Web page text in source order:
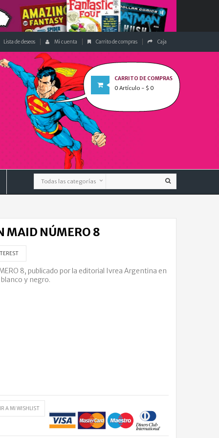
Lista de deseos Mi cuenta Carrito de compras Caja
CARRITO DE COMPRAS
0 Artículo - $ 0
MAID NÚMERO 8
8, publicado por la editorial Ivrea Argentina en
y negro.
A MI WISHLIST